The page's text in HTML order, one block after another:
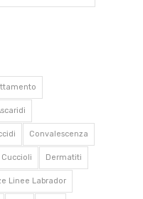
Convalescenza
Cuccioli Dermatiti
Linee Labrador